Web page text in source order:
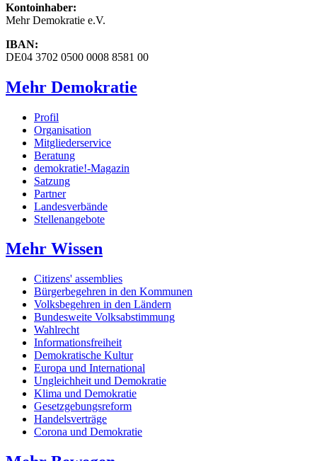
Kontoinhaber:
Mehr Demokratie e.V.
IBAN:
DE04 3702 0500 0008 8581 00
Mehr Demokratie
Profil
Organisation
Mitgliederservice
Beratung
demokratie!-Magazin
Satzung
Partner
Landesverbände
Stellenangebote
Mehr Wissen
Citizens' assemblies
Bürgerbegehren in den Kommunen
Volksbegehren in den Ländern
Bundesweite Volksabstimmung
Wahlrecht
Informationsfreiheit
Demokratische Kultur
Europa und International
Ungleichheit und Demokratie
Klima und Demokratie
Gesetzgebungsreform
Handelsverträge
Corona und Demokratie